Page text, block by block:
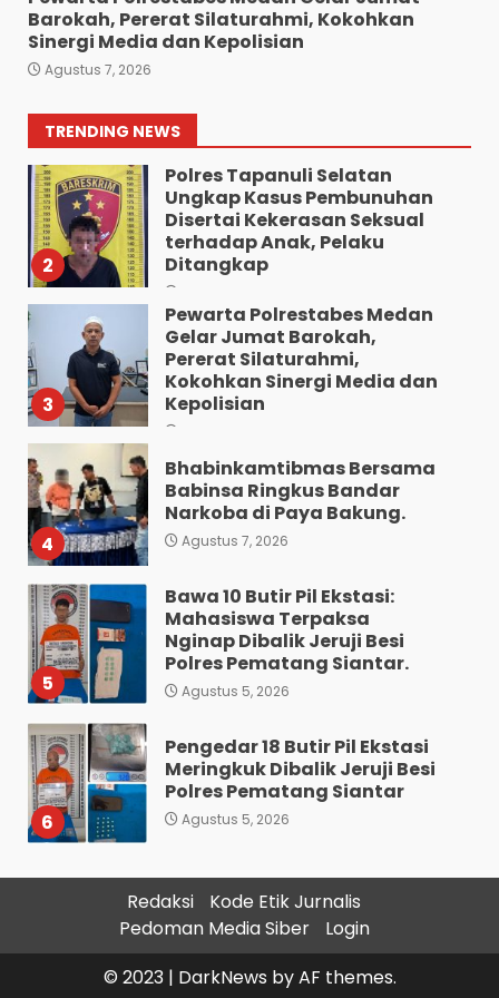
Barokah, Pererat Silaturahmi, Kokohkan
Sinergi Media dan Kepolisian
Agustus 7, 2026
TRENDING NEWS
1
Polresta Deliserdang
Musnahkan 1,2 Kilo Gram
Narkoba”.
Agustus 7, 2026
2
Polres Tapanuli Selatan
Ungkap Kasus Pembunuhan
Disertai Kekerasan Seksual
terhadap Anak, Pelaku
Ditangkap
3
Pewarta Polrestabes Medan
Gelar Jumat Barokah,
Pererat Silaturahmi,
Kokohkan Sinergi Media dan
Kepolisian
4
Bhabinkamtibmas Bersama
Babinsa Ringkus Bandar
Narkoba di Paya Bakung.
Agustus 7, 2026
5
Bawa 10 Butir Pil Ekstasi:
Mahasiswa Terpaksa
Nginap Dibalik Jeruji Besi
Polres Pematang Siantar.
Agustus 5, 2026
6
Pengedar 18 Butir Pil Ekstasi
Meringkuk Dibalik Jeruji Besi
Polres Pematang Siantar
Agustus 5, 2026
7
Diduga Mencuri HP: Tiga
Anak Diduga Diringkus
Polsek Siantar Utara.
Agustus 5, 2026
Redaksi
Kode Etik Jurnalis
Pedoman Media Siber
Login
© 2023 | DarkNews by AF themes.